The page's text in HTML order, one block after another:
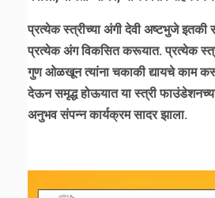
प्रत्येक स्त्रीच्या अंगी देवी अष्टभुजे इतकी
प्रत्येक अंग विकसित करूयात. प्रत्येक
गुण ओळखून त्यांना चकाकी द्यायचे काम
देऊन समृद्ध होऊयात या स्त्री
अनुभव संपन्न कार्यक्रम सादर झाला.